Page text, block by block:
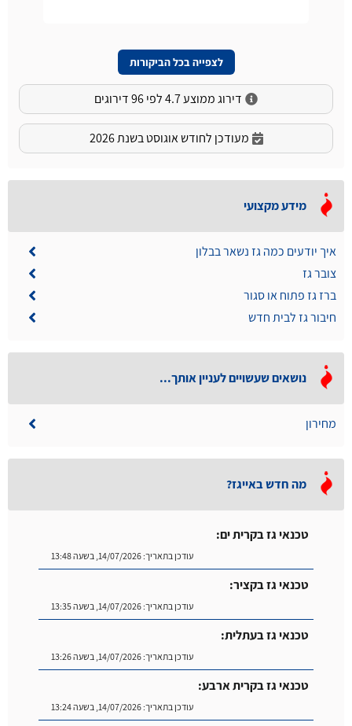
לצפייה בכל הביקורות
דירוג ממוצע 4.7 לפי 96 דירוגים
מעודכן לחודש אוגוסט בשנת 2026
מידע מקצועי
איך יודעים כמה גז נשאר בבלון
צובר גז
ברז גז פתוח או סגור
חיבור גז לבית חדש
נושאים שעשויים לעניין אותך...
מחירון
מה חדש באייגז?
טכנאי גז בקרית ים:
עודכן בתאריך:14/07/2026, בשעה 13:48
טכנאי גז בקציר:
עודכן בתאריך:14/07/2026, בשעה 13:35
טכנאי גז בעתלית:
עודכן בתאריך:14/07/2026, בשעה 13:26
טכנאי גז בקרית ארבע:
עודכן בתאריך:14/07/2026, בשעה 13:24